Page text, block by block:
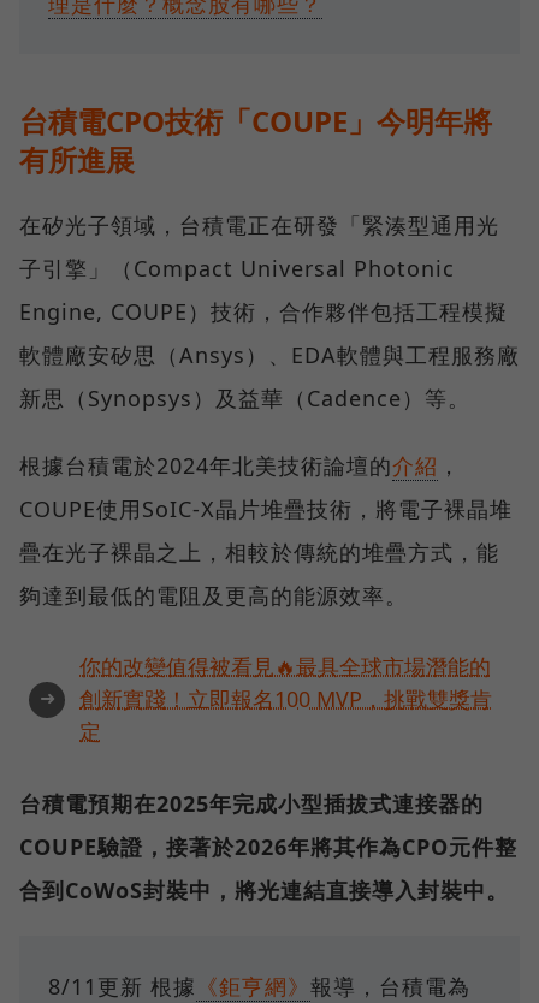
台積電CPO技術「COUPE」今明年將
有所進展
在矽光子領域，台積電正在研發「緊湊型通用光
子引擎」（Compact Universal Photonic
Engine, COUPE）技術，合作夥伴包括工程模擬
軟體廠安矽思（Ansys）、EDA軟體與工程服務廠
新思（Synopsys）及益華（Cadence）等。
根據台積電於2024年北美技術論壇的介紹 ，
COUPE使用SoIC-X晶片堆疊技術，將電子裸晶堆
疊在光子裸晶之上，相較於傳統的堆疊方式，能
夠達到最低的電阻及更高的能源效率。
➜
你的改變值得被看見🔥最具全球市場潛能的
創新實踐！立即報名100 MVP，挑戰雙獎肯
定
台積電預期在2025年完成小型插拔式連接器的
COUPE驗證，接著於2026年將其作為CPO元件整
合到CoWoS封裝中，將光連結直接導入封裝中。
8/11更新 根據 《鉅亨網》 報導，台積電為